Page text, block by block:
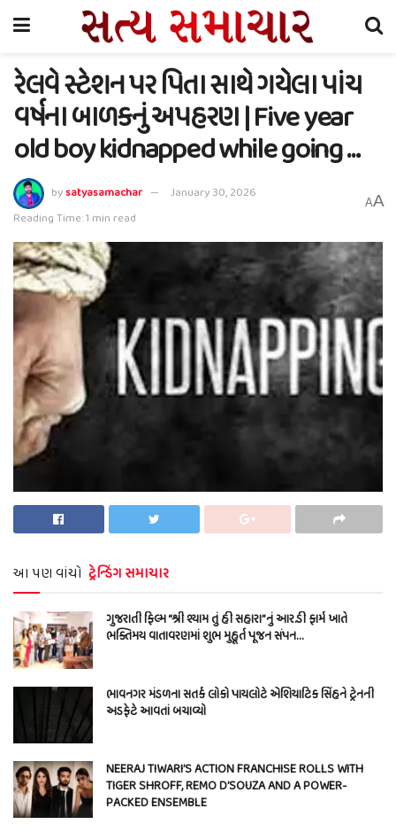
રેલવે સ્ટેશન પર પિતા સાથે ગયેલા પાંચ
વર્ષના બાળકનું અપહરણ | Five year
old boy kidnapped while going …
bysatyasamachar
January 30, 2026
Reading Time: 1 min read
AA
આ પણ વાંચો ટ્રેન્ડિંગ સમાચાર
ગુજરાતી ફિલ્મ “શ્રી શ્યામ તું હી સહારા”નું આર.ડી ફાર્મ ખાતે
ભક્તિમય વાતાવરણમાં શુભ મુહૂર્ત પૂજન સંપન…
ભાવનગર મંડળના સતર્ક લોકો પાયલોટે એશિયાટિક સિંહને ટ્રેનની
અડફેટે આવતાં બચાવ્યો
NEERAJ TIWARI’S ACTION FRANCHISE ROLLS WITH
TIGER SHROFF, REMO D’SOUZA AND A POWER-
PACKED ENSEMBLE